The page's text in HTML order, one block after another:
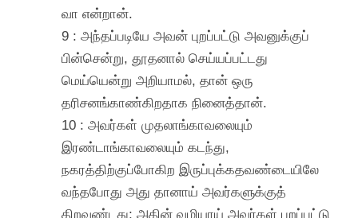
வா என்றான்.
9 : அந்தப்படியே அவன் புறப்பட்டு அவனுக்குப்
பின்சென்று, தூதனால் செய்யப்பட்டது
மெய்யென்று அறியாமல், தான் ஒரு
தரிசனங்காண்கிறதாக நினைத்தான்.
10 : அவர்கள் முதலாங்காவலையும்
இரண்டாங்காவலையும் கடந்து,
நகரத்திற்குப்போகிற இருப்புக்கதவண்டையிலே
வந்தபோது அது தானாய் அவர்களுக்குத்
திறவுண்டது; அதின் வழியாய் அவர்கள் புறப்பட்டு